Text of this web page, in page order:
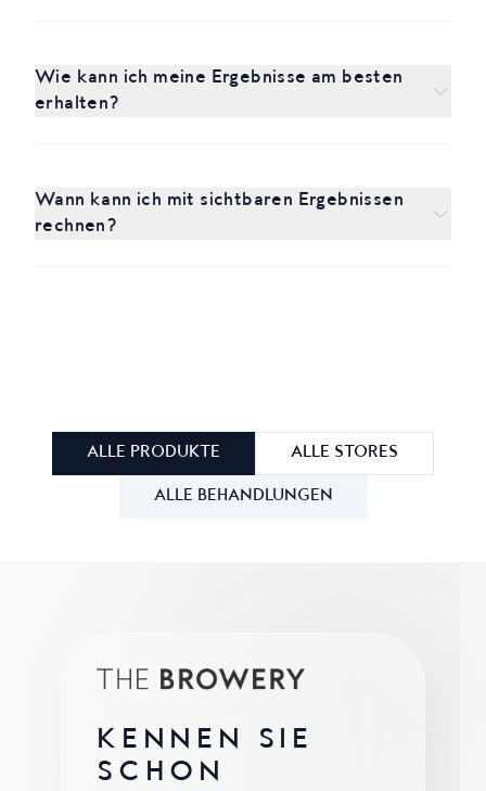
Wie kann ich meine Ergebnisse am besten
erhalten?
Wann kann ich mit sichtbaren Ergebnissen
rechnen?
ALLE PRODUKTE ALLE STORES
ALLE BEHANDLUNGEN
KENNEN SIE
SCHON